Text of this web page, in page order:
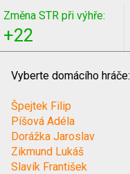
Změna STR při výhře:
+22
Vyberte domácího hráče:
Špejtek Filip
Píšová Adéla
Dorážka Jaroslav
Zikmund Lukáš
Slavík František